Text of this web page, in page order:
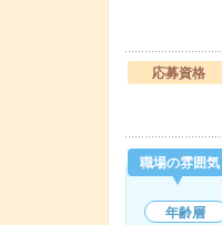
応募資格
職場の雰囲気
年齢層